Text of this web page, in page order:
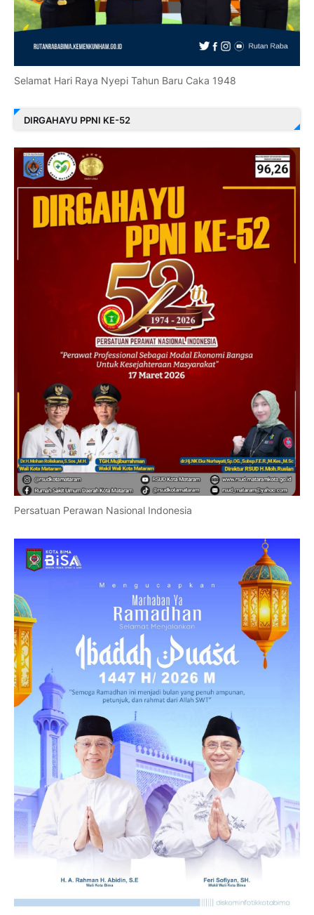
Selamat Hari Raya Nyepi Tahun Baru Caka 1948
DIRGAHAYU PPNI KE-52
Persatuan Perawan Nasional Indonesia